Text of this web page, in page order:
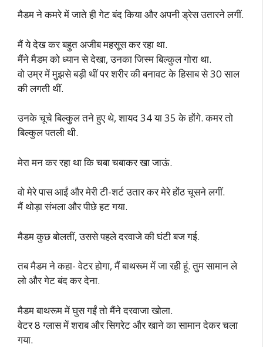
मैडम ने कमरे में जाते ही गेट बंद किया और अपनी ड्रेस उतारने लगीं.
मैं ये देख कर बहुत अजीब महसूस कर रहा था.
मैंने मैडम को ध्यान से देखा, उनका जिस्म बिल्कुल गोरा था.
वो उम्र में मुझसे बड़ी थीं पर शरीर की बनावट के हिसाब से 30 साल
की लगती थीं.
उनके चूचे बिल्कुल तने हुए थे, शायद 34 या 35 के होंगे. कमर तो
बिल्कुल पतली थी.
मेरा मन कर रहा था कि चबा चबाकर खा जाऊं.
वो मेरे पास आईं और मेरी टी-शर्ट उतार कर मेरे होंठ चूसने लगीं.
मैं थोड़ा संभला और पीछे हट गया.
मैडम कुछ बोलतीं, उससे पहले दरवाजे की घंटी बज गई.
तब मैडम ने कहा- वेटर होगा, मैं बाथरूम में जा रही हूं. तुम सामान ले
लो और गेट बंद कर देना.
मैडम बाथरूम में घुस गईं तो मैंने दरवाजा खोला.
वेटर 8 ग्लास में शराब और सिगरेट और खाने का सामान देकर चला
गया.